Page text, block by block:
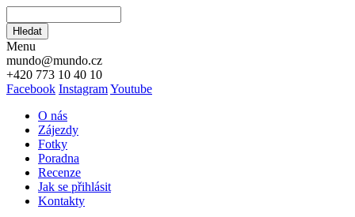
Hledat
Menu
mundo@mundo.cz
+420 773 10 40 10
Facebook InstagramYoutube
O nás
Zájezdy
Fotky
Poradna
Recenze
Jak se přihlásit
Kontakty